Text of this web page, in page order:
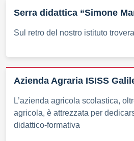
Serra didattica “Simone
Sul retro del nostro istituto
Azienda Agraria ISISS
L’azienda agricola scolastica,
agricola, è attrezzata per
didattico-formativa